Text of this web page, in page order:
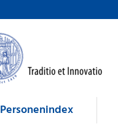
Personenindex